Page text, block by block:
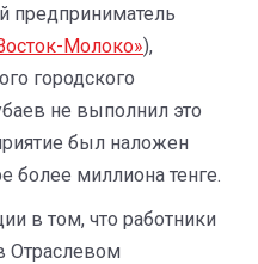
предприниматель
Молоко»),
городского
не выполнил это
был наложен
миллиона тенге.
в том, что работники
Отраслевом